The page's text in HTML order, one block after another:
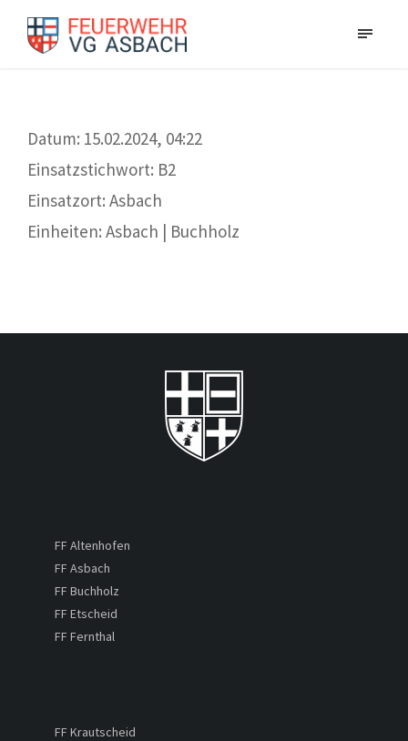
Datum: 15.02.2024, 04:22
Einsatzstichwort: B2
Einsatzort: Asbach
Einheiten: Asbach | Buchholz
FF Altenhofen
FF Asbach
FF Buchholz
FF Etscheid
FF Fernthal
FF Krautscheid